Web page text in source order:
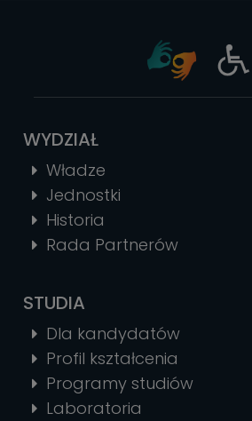
WYDZIAŁ
Władze
Jednostki
Historia
Rada Partnerów
STUDIA
Dla kandydatów
Profil kształcenia
Programy studiów
Laboratoria